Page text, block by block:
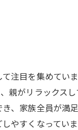
注目を集めてい
親がリラックス
、家族全員が満
やすくなってい